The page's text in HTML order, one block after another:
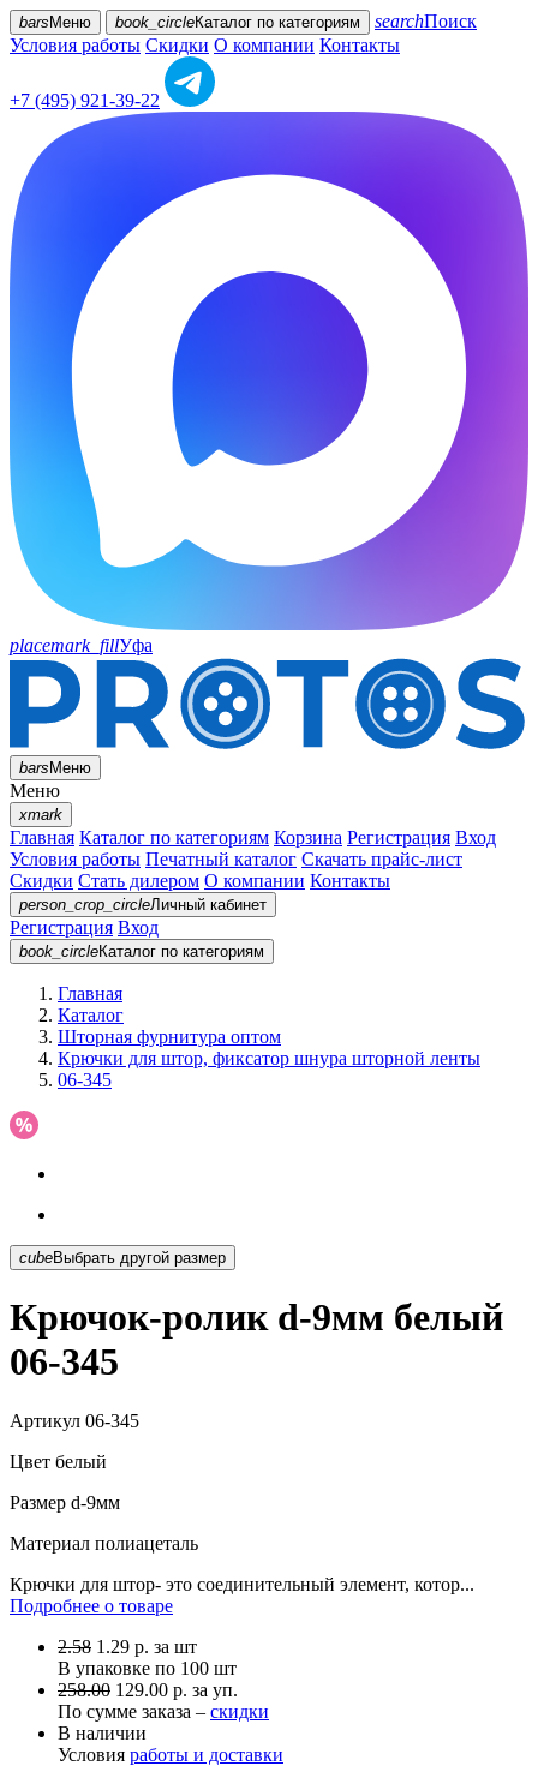
bars Меню book_circleКаталог по категориям searchПоиск
Условия работы Скидки О компании Контакты
+7 (495) 921-39-22
placemark_fillУфа
barsМеню
Меню
xmark
Главная Каталог по категориям Корзина Регистрация Вход
Условия работы Печатный каталог Скачать прайс-лист
Скидки Стать дилером О компании Контакты
person_crop_circleЛичный кабинет
Регистрация Вход
book_circleКаталог по категориям
Главная
Каталог
Шторная фурнитура оптом
Крючки для штор, фиксатор шнура шторной ленты
06-345
cubeВыбрать другой размер
Крючок-ролик d-9мм белый
06-345
Артикул 06-345
Цвет белый
Размер d-9мм
Материал полиацеталь
Крючки для штор- это соединительный элемент, котор...
Подробнее о товаре
2.58 1.29 р. за шт
В упаковке по 100 шт
258.00 129.00 р. за уп.
По сумме заказа – скидки
В наличии
Условия работы и доставки